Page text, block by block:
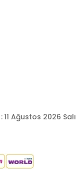
:11 Ağustos 2026 Salı